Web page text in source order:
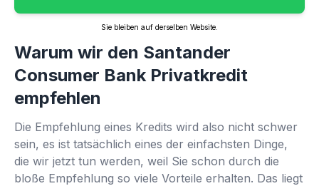
Sie bleiben auf derselben Website.
Warum wir den Santander
Consumer Bank Privatkredit
empfehlen
Die Empfehlung eines Kredits wird also nicht schwer
sein, es ist tatsächlich eines der einfachsten Dinge,
die wir jetzt tun werden, weil Sie schon durch die
bloße Empfehlung so viele Vorteile erhalten. Das liegt